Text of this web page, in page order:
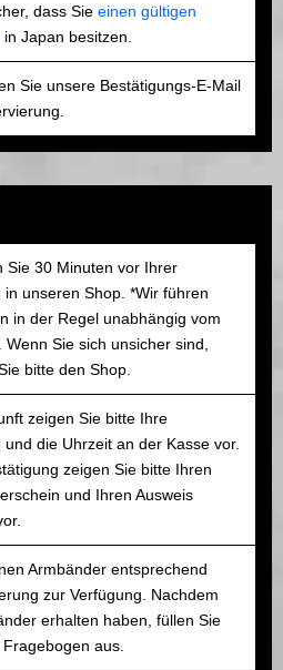
dass Sie einen gültigen
in Japan besitzen.
Sie unsere Bestätigungs-E-Mail
Sie 30 Minuten vor Ihrer
in unseren Shop. *Wir führen
in der Regel unabhängig vom
Sie sich unsicher sind,
bitte den Shop.
zeigen Sie bitte Ihre
und die Uhrzeit an der Kasse vor.
zeigen Sie bitte Ihren
und Ihren Ausweis
Armbänder entsprechend
zur Verfügung. Nachdem
erhalten haben, füllen Sie
aus.